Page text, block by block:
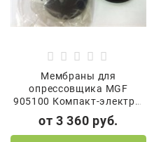
Мембраны для
опрессовщика MGF
905100 Компакт-электро,
Позиции по схеме 1, 13, 22
от3 360 руб.